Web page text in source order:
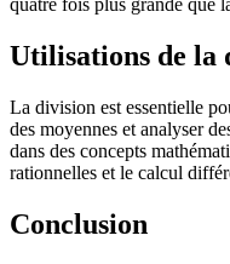
quatre fois plus grande que
Utilisations de la
La division est essentielle
des moyennes et analyser
dans des concepts
rationnelles et le calcul
Conclusion